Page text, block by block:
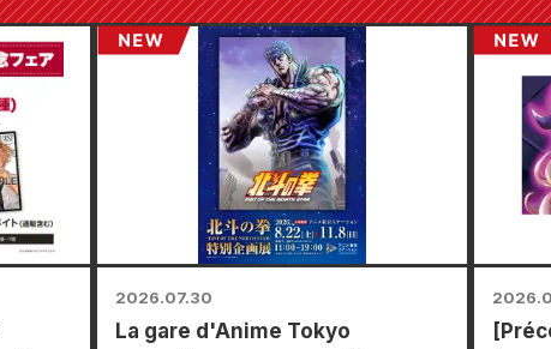
2026.07.30
La gare d'Anime Tokyo